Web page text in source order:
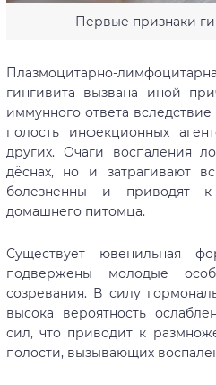
Первые признаки
Плазмоцитарно-
гингивита вызвана иной
иммунного ответа
полость инфекционных
других. Очаги воспаления
дёснах, но и затрагивают
болезненны и приводят
домашнего питомца.
Существует ювенильная
подвержены молодые
созревания. В силу
высока вероятность
сил, что приводит к
полости, вызывающих